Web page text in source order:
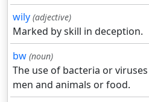
wily (adjective)
Marked by skill in deception.
bw (noun)
The use of bacteria or
men and animals or food.